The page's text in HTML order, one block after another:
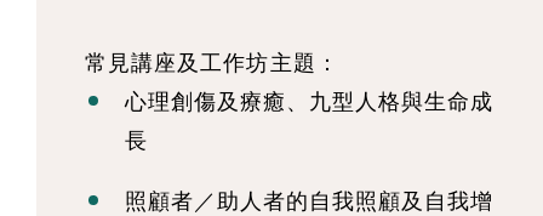
常見講座及工作坊主題：
心理創傷及療癒、九型人格與生命成
長
照顧者／助人者的自我照顧及自我增